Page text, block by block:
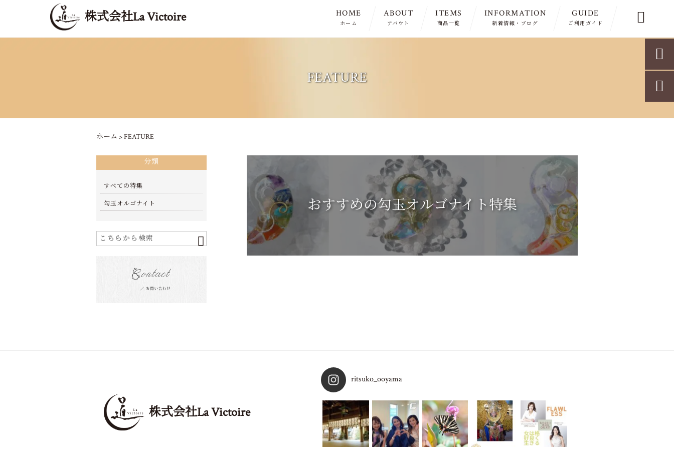
株式会社La Victoire HOME
ホーム
ABOUT
アバウト
ITEMS
商品一覧
INFORMATION
新着情報・ブログ
GUIDE
ご利用ガイド 
FEATURE
ホーム >FEATURE
おすすめの勾玉オルゴナイト特集
分類
すべての特集
勾玉オルゴナイト
株式会社La Victoire
ritsuko_ooyama

